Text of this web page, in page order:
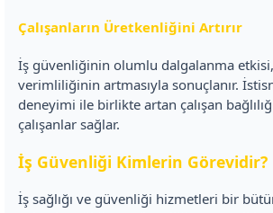
Çalışanların Üretkenliğini Artırır
İş güvenliğinin olumlu dalgalanma etkisi,
verimliliğinin artmasıyla sonuçlanır.
deneyimi ile birlikte artan çalışan
çalışanlar sağlar.
İş Güvenliği Kimlerin Görevidir?
İş sağlığı ve güvenliği hizmetleri bir